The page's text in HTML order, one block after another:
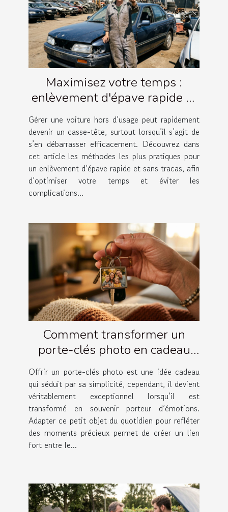
Maximisez votre temps :
enlèvement d'épave rapide et
simple
Gérer une voiture hors d’usage peut rapidement
devenir un casse-tête, surtout lorsqu’il s’agit de
s’en débarrasser efficacement. Découvrez dans
cet article les méthodes les plus pratiques pour
un enlèvement d’épave rapide et sans tracas, afin
d’optimiser votre temps et éviter les
complications...
Comment transformer un
porte-clés photo en cadeau
émotionnel ?
Offrir un porte-clés photo est une idée cadeau
qui séduit par sa simplicité, cependant, il devient
véritablement exceptionnel lorsqu’il est
transformé en souvenir porteur d’émotions.
Adapter ce petit objet du quotidien pour refléter
des moments précieux permet de créer un lien
fort entre le...